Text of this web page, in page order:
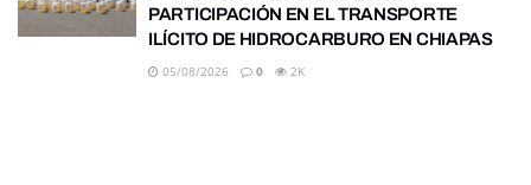
PARTICIPACIÓN EN EL TRANSPORTE
ILÍCITO DE HIDROCARBURO EN CHIAPAS
05/08/2026 0 2K